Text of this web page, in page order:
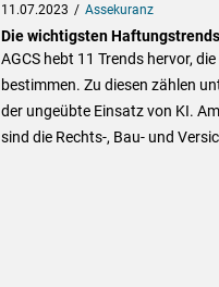
11.07.2023 Assekuranz
Die wichtigsten
AGCS hebt 11 Trends hervor,
bestimmen. Zu diesen zählen
der ungeübte Einsatz von KI.
sind die Rechts-, Bau- und